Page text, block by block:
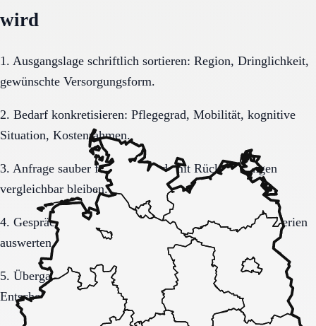
wird
1. Ausgangslage schriftlich sortieren: Region, Dringlichkeit,
gewünschte Versorgungsform.
2. Bedarf konkretisieren: Pflegegrad, Mobilität, kognitive
Situation, Kostenrahmen.
3. Anfrage sauber formulieren, damit Rückmeldungen
vergleichbar bleiben.
4. Gespräche und Besichtigungen mit festen Muss-Kriterien
auswerten.
5. Übergang, Kommunikation und Kosten vor der
Entscheidung vollständig klären.